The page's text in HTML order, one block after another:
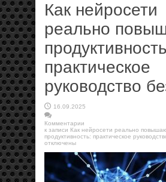
Как нейросети
реально
практическое
руководство
16.09.2025
Комментарии
к записи Как нейросети реально
продуктивность: практическое
отключены